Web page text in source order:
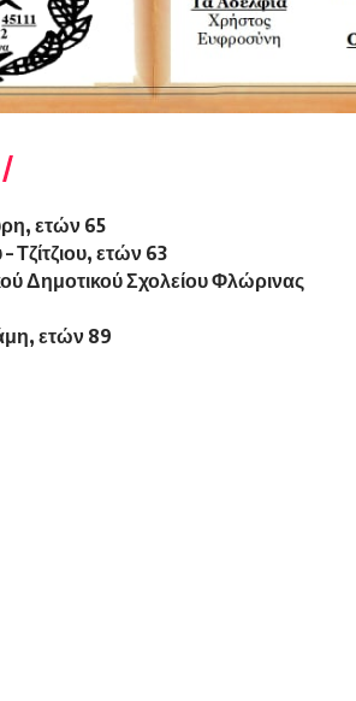
ετών 65
Τζίτζιου, ετών 63
Δημοτικού Σχολείου Φλώρινας
ετών 89